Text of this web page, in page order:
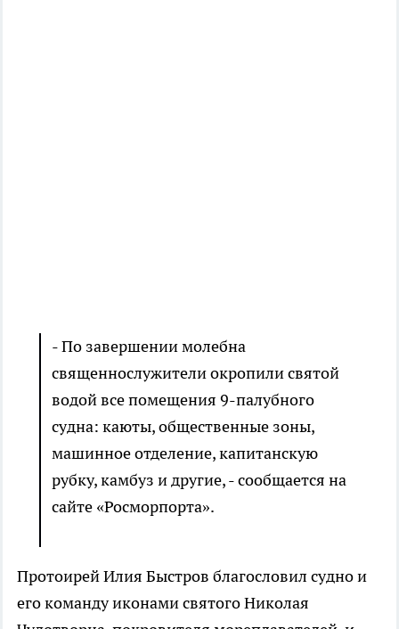
- По завершении молебна
священнослужители окропили святой
водой все помещения 9-палубного
судна: каюты, общественные зоны,
машинное отделение, капитанскую
рубку, камбуз и другие, - сообщается на
сайте «Росморпорта».
Протоирей Илия Быстров благословил судно и
его команду иконами святого Николая